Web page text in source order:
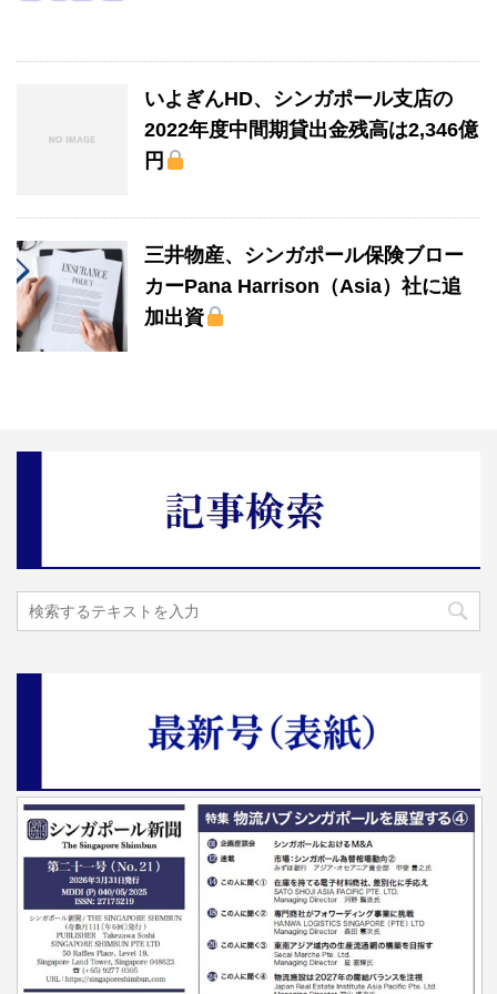
いよぎんHD、シンガポール支店の
2022年度中間期貸出金残高は2,346億
円
三井物産、シンガポール保険ブロー
カーPana Harrison（Asia）社に追
加出資